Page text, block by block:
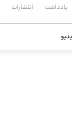
یادداشت انتشارات